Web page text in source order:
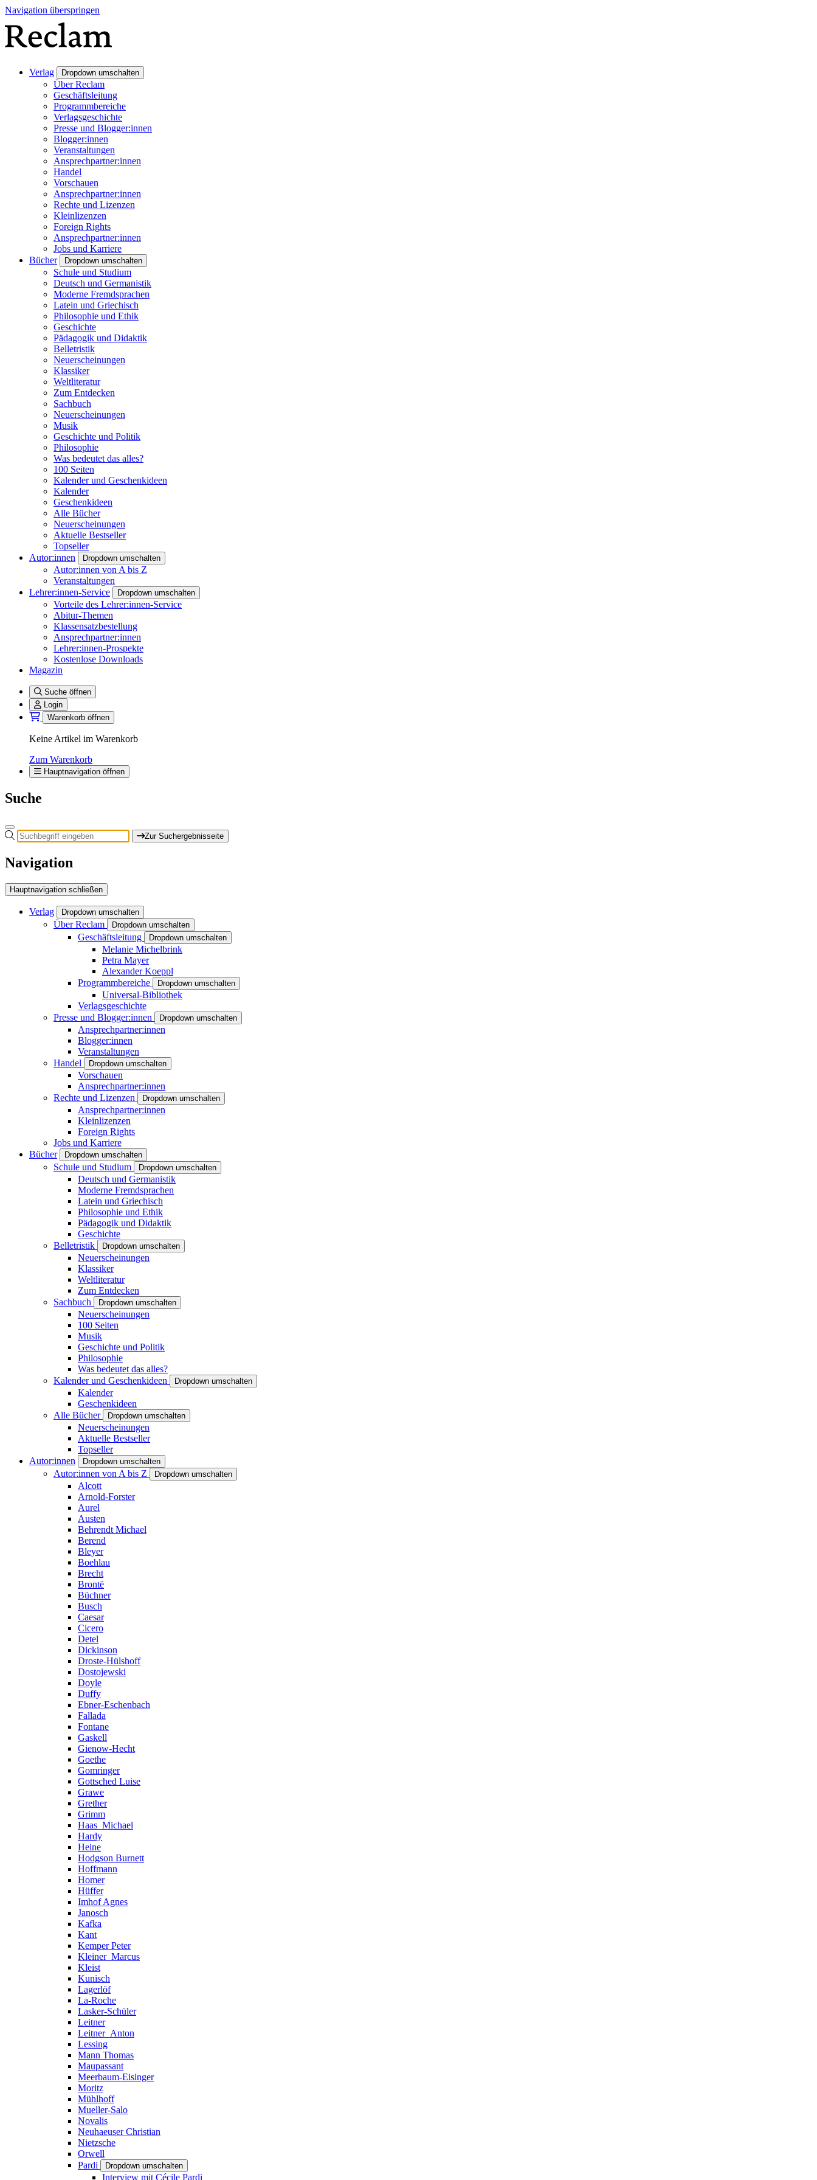
Navigation überspringen
Verlag Dropdown umschalten
Über Reclam
Geschäftsleitung
Programmbereiche
Verlagsgeschichte
Presse und Blogger:innen
Blogger:innen
Veranstaltungen
Ansprechpartner:innen
Handel
Vorschauen
Ansprechpartner:innen
Rechte und Lizenzen
Kleinlizenzen
Foreign Rights
Ansprechpartner:innen
Jobs und Karriere
Bücher
Dropdown umschalten
Schule und Studium
Deutsch und Germanistik
Moderne Fremdsprachen
Latein und Griechisch
Philosophie und Ethik
Geschichte
Pädagogik und Didaktik
Belletristik
Neuerscheinungen
Klassiker
Weltliteratur
Zum Entdecken
Sachbuch
Neuerscheinungen
Musik
Geschichte und Politik
Philosophie
Was bedeutet das alles?
100 Seiten
Kalender und Geschenkideen
Kalender
Geschenkideen
Alle Bücher
Neuerscheinungen
Aktuelle Bestseller
Topseller
Autor:innen
Dropdown umschalten
Autor:innen von A bis Z
Veranstaltungen
Lehrer:innen-Service
Dropdown umschalten
Vorteile des Lehrer:innen-Service
Abitur-Themen
Klassensatzbestellung
Ansprechpartner:innen
Lehrer:innen-Prospekte
Kostenlose Downloads
Magazin
Suche öffnen
Login
Warenkorb öffnen
Keine Artikel im Warenkorb
Zum Warenkorb
Hauptnavigation öffnen
Suche
Zur Suchergebnisseite
Navigation
Hauptnavigation schließen
Verlag Dropdown umschalten
Über Reclam Dropdown umschalten
Geschäftsleitung Dropdown umschalten
Melanie Michelbrink
Petra Mayer
Alexander Koeppl
Programmbereiche
Dropdown umschalten
Universal-Bibliothek
Verlagsgeschichte
Presse und Blogger:innen
Dropdown umschalten
Ansprechpartner:innen
Blogger:innen
Veranstaltungen
Handel
Dropdown umschalten
Vorschauen
Ansprechpartner:innen
Rechte und Lizenzen
Dropdown umschalten
Ansprechpartner:innen
Kleinlizenzen
Foreign Rights
Jobs und Karriere
Bücher
Dropdown umschalten
Schule und Studium Dropdown umschalten
Deutsch und Germanistik
Moderne Fremdsprachen
Latein und Griechisch
Philosophie und Ethik
Pädagogik und Didaktik
Geschichte
Belletristik
Dropdown umschalten
Neuerscheinungen
Klassiker
Weltliteratur
Zum Entdecken
Sachbuch
Dropdown umschalten
Neuerscheinungen
100 Seiten
Musik
Geschichte und Politik
Philosophie
Was bedeutet das alles?
Kalender und Geschenkideen
Dropdown umschalten
Kalender
Geschenkideen
Alle Bücher
Dropdown umschalten
Neuerscheinungen
Aktuelle Bestseller
Topseller
Autor:innen
Dropdown umschalten
Autor:innen von A bis Z Dropdown umschalten
Alcott
Arnold-Forster
Aurel
Austen
Behrendt Michael
Berend
Bleyer
Boehlau
Brecht
Brontë
Büchner
Busch
Caesar
Cicero
Detel
Dickinson
Droste-Hülshoff
Dostojewski
Doyle
Duffy
Ebner-Eschenbach
Fallada
Fontane
Gaskell
Gienow-Hecht
Goethe
Gomringer
Gottsched Luise
Grawe
Grether
Grimm
Haas_Michael
Hardy
Heine
Hodgson Burnett
Hoffmann
Homer
Hüffer
Imhof Agnes
Janosch
Kafka
Kant
Kemper Peter
Kleiner_Marcus
Kleist
Kunisch
Lagerlöf
La-Roche
Lasker-Schüler
Leitner
Leitner_Anton
Lessing
Mann Thomas
Maupassant
Meerbaum-Eisinger
Moritz
Mühlhoff
Mueller-Salo
Novalis
Neuhaeuser Christian
Nietzsche
Orwell
Pardi
Dropdown umschalten
Interview mit Cécile Pardi